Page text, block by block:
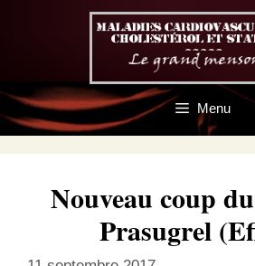
Menu
Nouveau coup
Prasugrel